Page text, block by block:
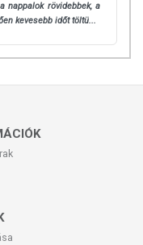
nappalok rövidebbek, a
kevesebb időt töltü...